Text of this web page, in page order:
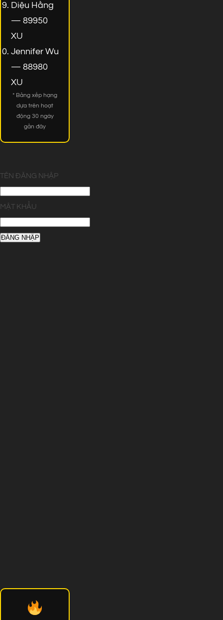
Diệu Hằng
— 89950
XU
Jennifer Wu
— 88980
XU
* Bảng xếp hạng
dựa trên hoạt
động 30 ngày
gần đây
TÊN ĐĂNG NHẬP
MẬT KHẨU